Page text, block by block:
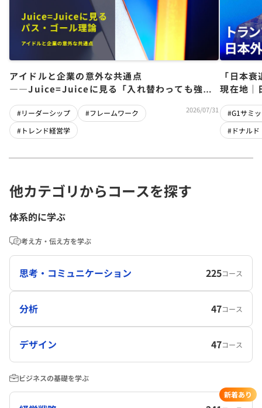
アイドルと企業の意外な共通点
――Juice=Juiceに見る「入れ替わっても強い
#リーダーシップ
#フレームワーク
#トレンド経営学
2026/07/31
「日本
現在地｜
#G1サミ
#ドナルド
他カテゴリからコースを探す
体系的に学ぶ
考え方・伝え方を学ぶ
思考・コミュニケーション 225コース
分析 47コース
デザイン 47コース
ビジネスの基礎を学ぶ
新着あり